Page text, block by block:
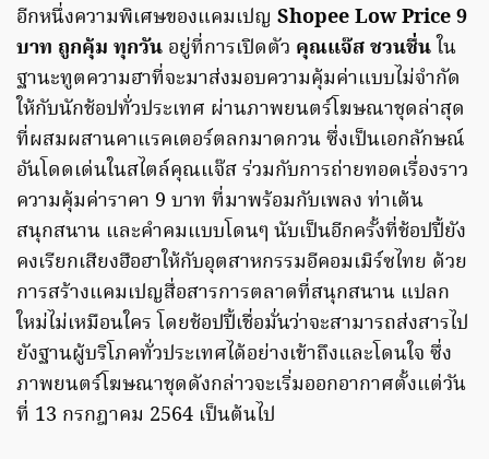
อีกหนึ่งความพิเศษของแคมเปญ Shopee Low Price 9
บาท ถูกคุ้ม ทุกวัน อยู่ที่การเปิดตัว คุณแจ๊ส ชวนชื่นใน
ฐานะทูตความฮาที่จะมาส่งมอบความคุ้มค่าแบบไม่จำกัด
ให้กับนักช้อปทั่วประเทศ ผ่านภาพยนตร์โฆษณาชุดล่าสุด
ที่ผสมผสานคาแรคเตอร์ตลกมาดกวน ซึ่งเป็นเอกลักษณ์
อันโดดเด่นในสไตล์คุณแจ๊ส ร่วมกับการถ่ายทอดเรื่องราว
ความคุ้มค่าราคา 9 บาท ที่มาพร้อมกับเพลง ท่าเต้น
สนุกสนาน และคำคมแบบโดนๆ นับเป็นอีกครั้งที่ช้อปปี้ยัง
คงเรียกเสียงฮือฮาให้กับอุตสาหกรรมอีคอมเมิร์ซไทย ด้วย
การสร้างแคมเปญสื่อสารการตลาดที่สนุกสนาน แปลก
ใหม่ไม่เหมือนใคร โดยช้อปปี้เชื่อมั่นว่าจะสามารถส่งสารไป
ยังฐานผู้บริโภคทั่วประเทศได้อย่างเข้าถึงและโดนใจ ซึ่ง
ภาพยนตร์โฆษณาชุดดังกล่าวจะเริ่มออกอากาศตั้งแต่วัน
ที่ 13 กรกฎาคม 2564 เป็นต้นไป